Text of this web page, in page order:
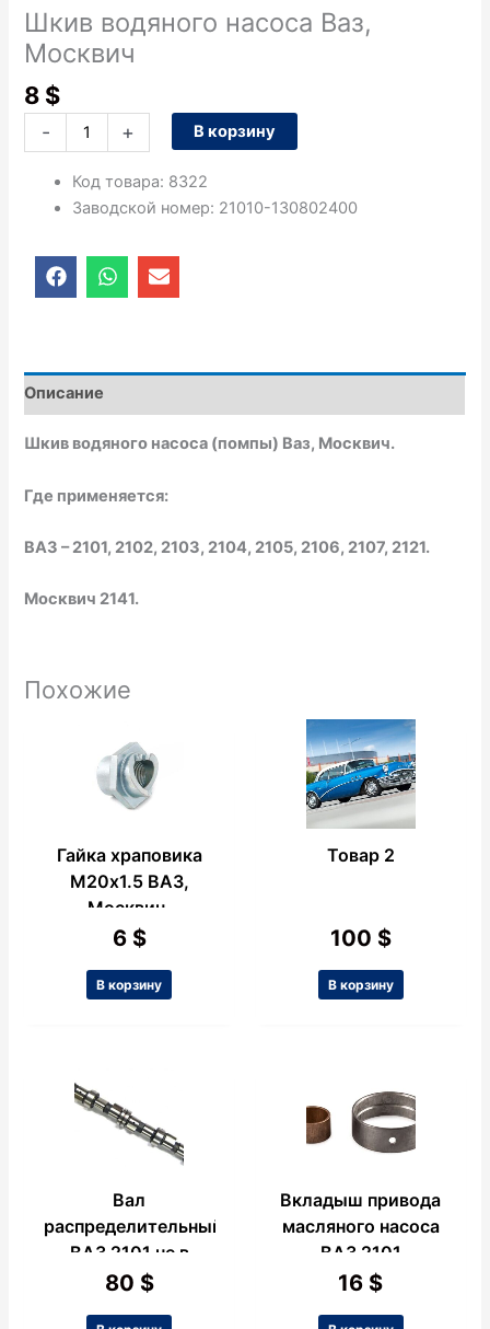
Шкив водяного насоса Ваз,
Москвич
8 $
- + В корзину
Код товара: 8322
Заводской номер: 21010-130802400
F
a
o
o
k
W
h
a
p
E
n
o
e
Описание
Шкив водяного насоса (помпы) Ваз, Москвич.
Где применяется:
ВАЗ – 2101, 2102, 2103, 2104, 2105, 2106, 2107, 2121.
Москвич 2141.
Похожие
Гайка храповика
М20х1.5 ВАЗ,
Москвич.
6 $
В корзину
Товар 2
100 $
В корзину
Вал
распределительный
ВАЗ 2101 не в
сборе
80 $
Вкладыш привода
масляного насоса
ВАЗ 2101
16 $